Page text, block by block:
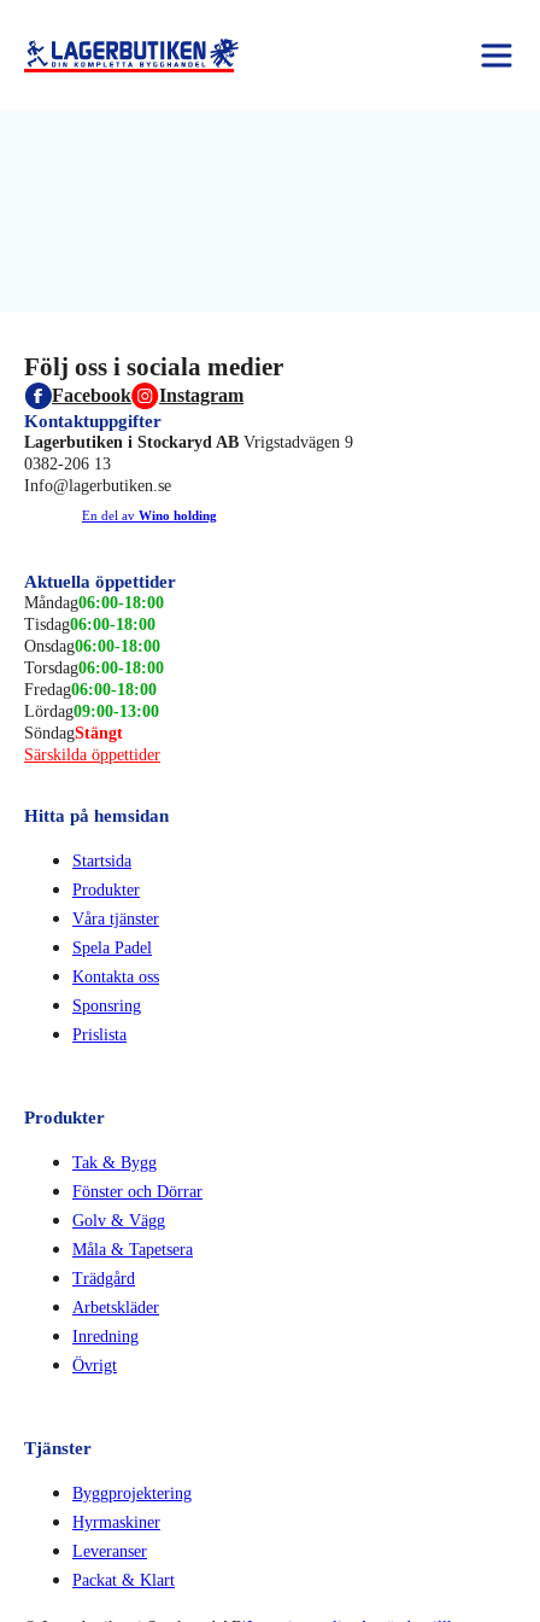
Följ oss i sociala medier
Facebook Instagram
Kontaktuppgifter
Lagerbutiken i Stockaryd AB Vrigstadvägen 9
0382-206 13
Info@lagerbutiken.se
En del av Wino holding
Aktuella öppettider
Måndag06:00-18:00
Tisdag06:00-18:00
Onsdag06:00-18:00
Torsdag06:00-18:00
Fredag06:00-18:00
Lördag09:00-13:00
SöndagStängt
Särskilda öppettider
Hitta på hemsidan
Startsida
Produkter
Våra tjänster
Spela Padel
Kontakta oss
Sponsring
Prislista
Produkter
Tak & Bygg
Fönster och Dörrar
Golv & Vägg
Måla & Tapetsera
Trädgård
Arbetskläder
Inredning
Övrigt
Tjänster
Byggprojektering
Hyrmaskiner
Leveranser
Packat & Klart